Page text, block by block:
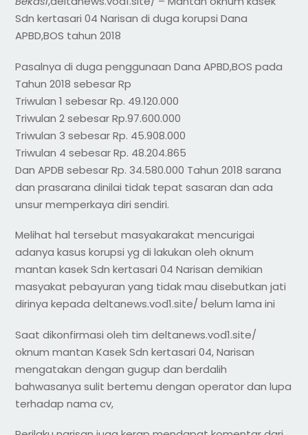
Sdn kertasari 04 Narisan di duga korupsi Dana
APBD,BOS tahun 2018
Pasalnya di duga penggunaan Dana APBD,BOS pada
Tahun 2018 sebesar Rp
Triwulan 1 sebesar Rp. 49.120.000
Triwulan 2 sebesar Rp.97.600.000
Triwulan 3 sebesar Rp. 45.908.000
Triwulan 4 sebesar Rp. 48.204.865
Dan APDB sebesar Rp. 34.580.000 Tahun 2018 sarana
dan prasarana dinilai tidak tepat sasaran dan ada
unsur memperkaya diri sendiri.
Melihat hal tersebut masyakarakat mencurigai
adanya kasus korupsi yg di lakukan oleh oknum
mantan kasek Sdn kertasari 04 Narisan demikian
masyakat pebayuran yang tidak mau disebutkan jati
dirinya kepada deltanews.vod1.site/ belum lama ini
Saat dikonfirmasi oleh tim deltanews.vod1.site/
oknum mantan Kasek Sdn kertasari 04, Narisan
mengatakan dengan gugup dan berdalih
bahwasanya sulit bertemu dengan operator dan lupa
terhadap nama cv,